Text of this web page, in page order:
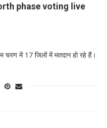
phase voting live
चरण में 17 जिलों में मतदान हो रहे हैं।